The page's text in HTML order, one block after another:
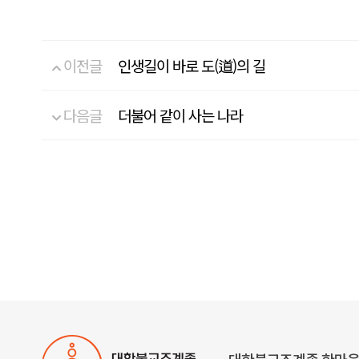
이전글 인생길이 바로 도(道)의 길
다음글 더불어 같이 사는 나라